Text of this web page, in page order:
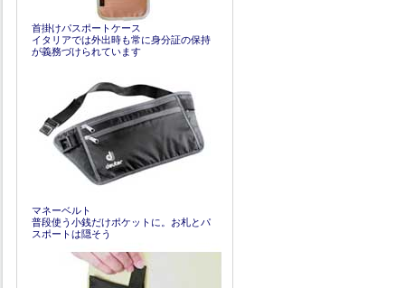
首掛けパスポートケース
イタリアでは外出時も常に身分証の保持
が義務づけられています
マネーベルト
普段使う小銭だけポケットに。お札とパ
スポートは隠そう